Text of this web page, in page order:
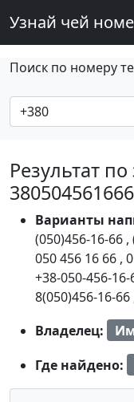
Узнай чей
Поиск по номеру
Результат
380504561666
Варианты
(050)456-16-66 ,
050 456 16 66 ,
+38-050-456-16-
8(050)456-16-66
Владелец:
Где найдено: